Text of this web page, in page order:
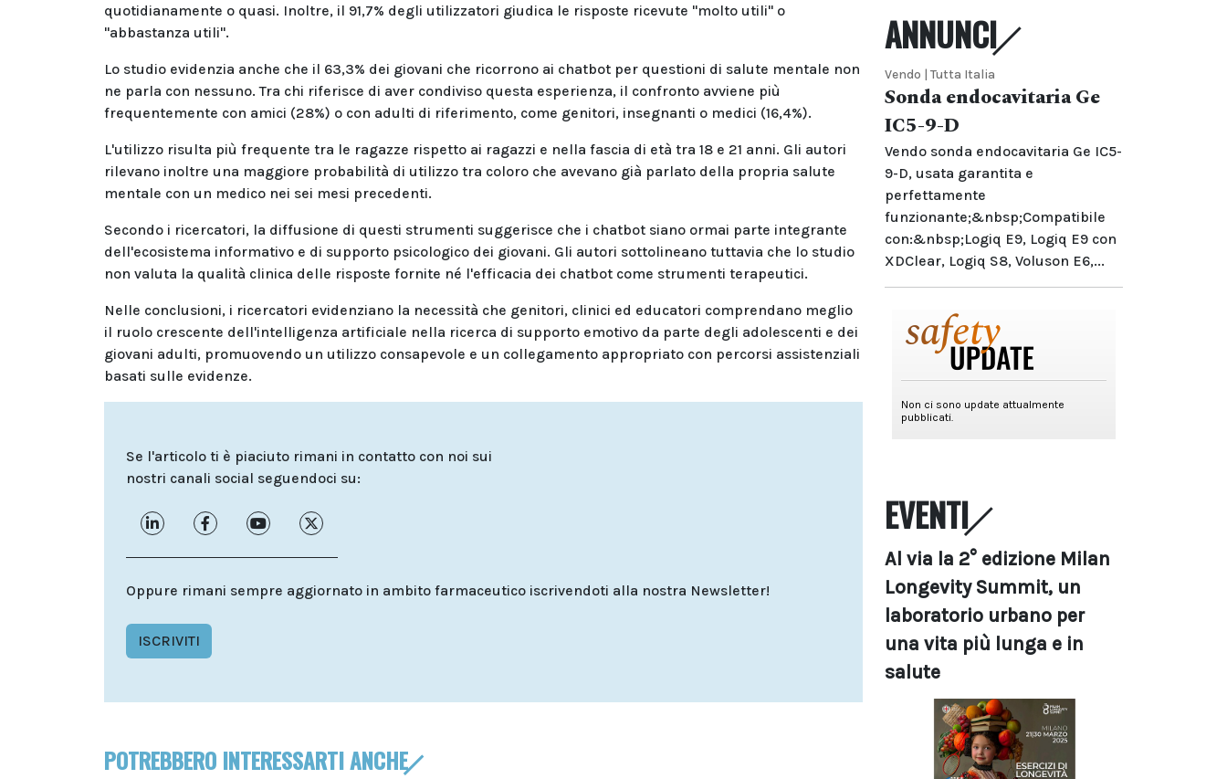
quotidianamente o quasi. Inoltre, il 91,7% degli utilizzatori giudica le risposte ricevute "molto utili" o
"abbastanza utili".
Lo studio evidenzia anche che il 63,3% dei giovani che ricorrono ai chatbot per questioni di salute mentale non
ne parla con nessuno. Tra chi riferisce di aver condiviso questa esperienza, il confronto avviene più
frequentemente con amici (28%) o con adulti di riferimento, come genitori, insegnanti o medici (16,4%).
L'utilizzo risulta più frequente tra le ragazze rispetto ai ragazzi e nella fascia di età tra 18 e 21 anni. Gli autori
rilevano inoltre una maggiore probabilità di utilizzo tra coloro che avevano già parlato della propria salute
mentale con un medico nei sei mesi precedenti.
Secondo i ricercatori, la diffusione di questi strumenti suggerisce che i chatbot siano ormai parte integrante
dell'ecosistema informativo e di supporto psicologico dei giovani. Gli autori sottolineano tuttavia che lo studio
non valuta la qualità clinica delle risposte fornite né l'efficacia dei chatbot come strumenti terapeutici.
Nelle conclusioni, i ricercatori evidenziano la necessità che genitori, clinici ed educatori comprendano meglio
il ruolo crescente dell'intelligenza artificiale nella ricerca di supporto emotivo da parte degli adolescenti e dei
giovani adulti, promuovendo un utilizzo consapevole e un collegamento appropriato con percorsi assistenziali
basati sulle evidenze.
Se l'articolo ti è piaciuto rimani in contatto con noi sui
nostri canali social seguendoci su:
Oppure rimani sempre aggiornato in ambito farmaceutico iscrivendoti alla nostra Newsletter!
ISCRIVITI
POTREBBERO INTERESSARTI ANCHE
ANNUNCI
Vendo | Tutta Italia
Sonda endocavitaria Ge
IC5-9-D
Vendo sonda endocavitaria Ge IC5-
9-D, usata garantita e
perfettamente
funzionante;&nbsp;Compatibile
con:&nbsp;Logiq E9, Logiq E9 con
XDClear, Logiq S8, Voluson E6,...
EVENTI
Al via la 2° edizione Milan
Longevity Summit, un
laboratorio urbano per
una vita più lunga e in
salute